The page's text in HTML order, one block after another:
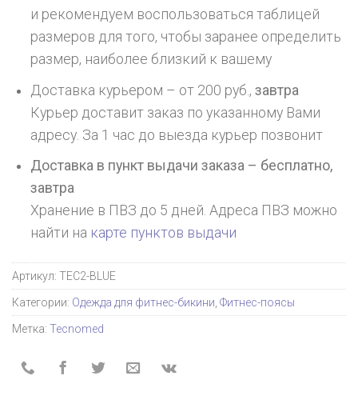
и рекомендуем воспользоваться таблицей
размеров для того, чтобы заранее определить
размер, наиболее близкий к вашему
Доставка курьером – от 200 руб.,завтра
Курьер доставит заказ по указанному Вами
адресу. За 1 час до выезда курьер позвонит
Доставка в пункт выдачи заказа – бесплатно,
завтра
Хранение в ПВЗ до 5 дней. Адреса ПВЗ можно
найти на карте пунктов выдачи
Артикул: TEC2-BLUE
Категории: Одежда для фитнес-бикини, Фитнес-поясы
Метка: Tecnomed